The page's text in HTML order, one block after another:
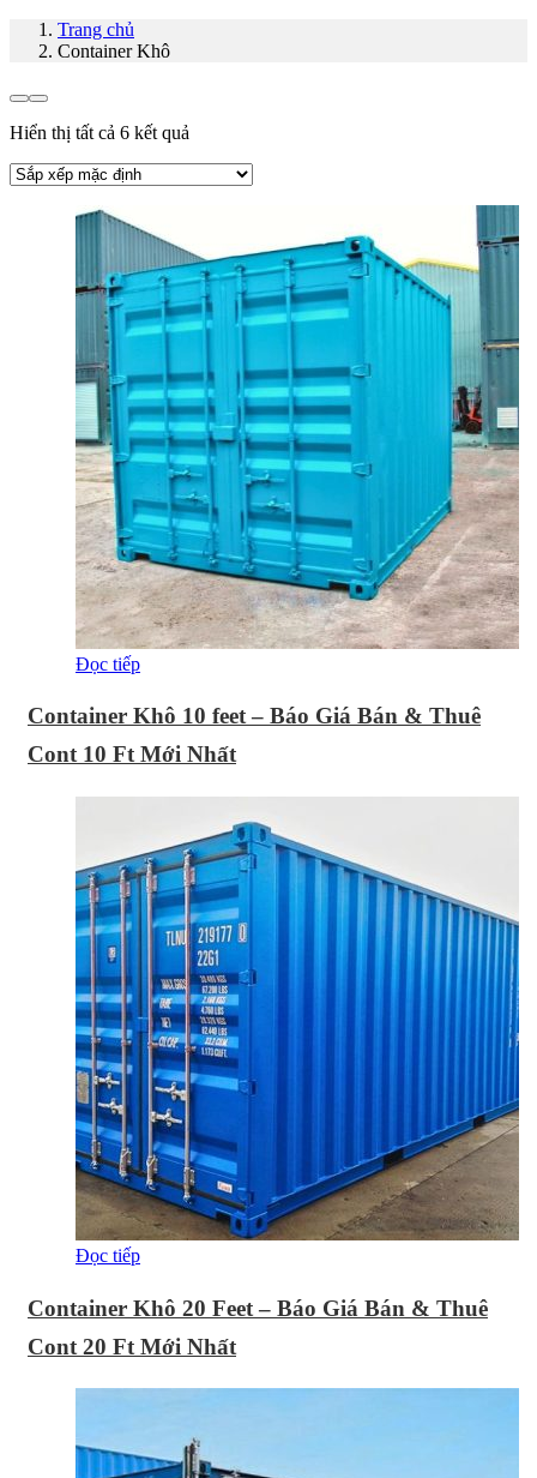
Trang chủ
Container Khô
Hiển thị tất cả 6 kết quả
Đọc tiếp
Container Khô 10 feet – Báo Giá Bán & Thuê
Cont 10 Ft Mới Nhất
Đọc tiếp
Container Khô 20 Feet – Báo Giá Bán & Thuê
Cont 20 Ft Mới Nhất